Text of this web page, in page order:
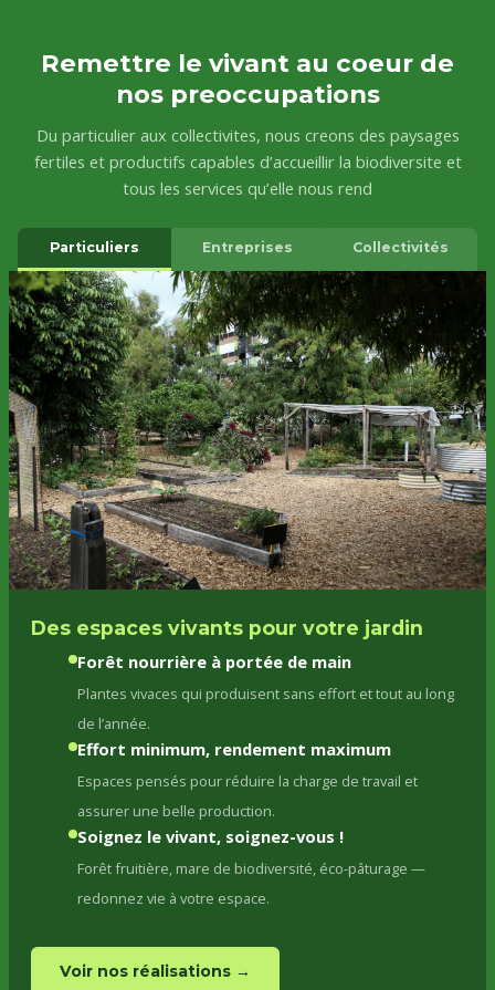
Remettre le vivant au coeur de
nos preoccupations
Du particulier aux collectivites, nous creons des paysages
fertiles et productifs capables d’accueillir la biodiversite et
tous les services qu’elle nous rend
Particuliers Entreprises Collectivités
Des espaces vivants pour votre jardin
Forêt nourrière à portée de main
Plantes vivaces qui produisent sans effort et tout au long
de l’année.
Effort minimum, rendement maximum
Espaces pensés pour réduire la charge de travail et
assurer une belle production.
Soignez le vivant, soignez-vous !
Forêt fruitière, mare de biodiversité, éco-pâturage —
redonnez vie à votre espace.
Voir nos réalisations →